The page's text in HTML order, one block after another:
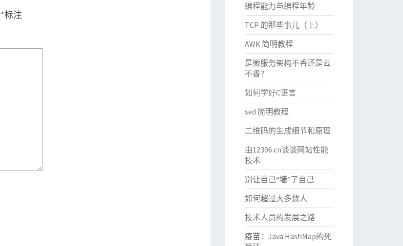
*标注
编程能力与编程年龄
TCP 的那些事儿（上）
AWK 简明教程
是微服务架构不香还是云
不香？
如何学好C语言
sed 简明教程
二维码的生成细节和原理
由12306.cn谈谈网站性能
技术
别让自己“墙”了自己
如何超过大多数人
技术人员的发展之路
疫苗：Java HashMap的死